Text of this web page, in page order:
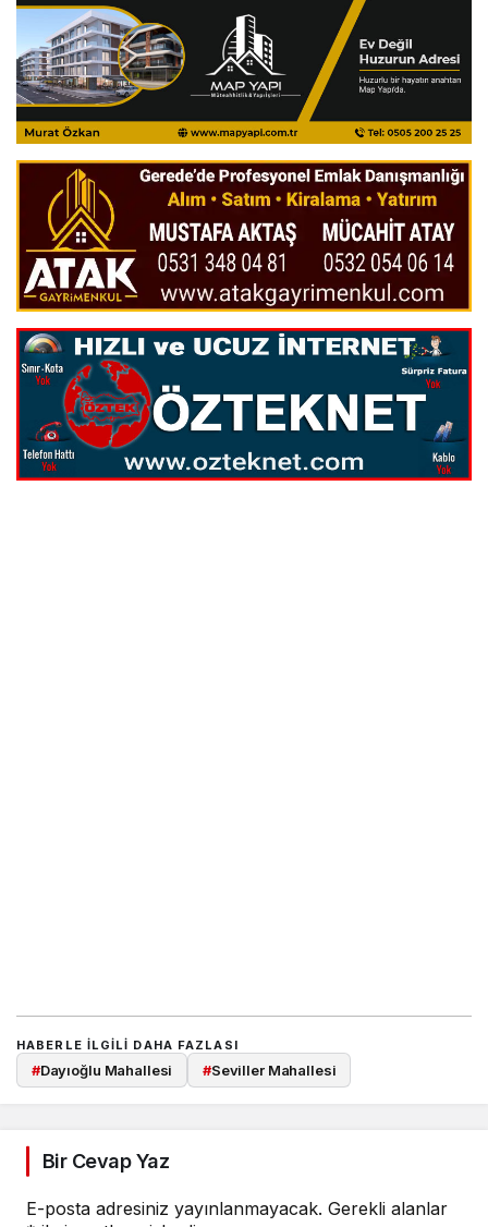
HABERLE ILGILI DAHA FAZLASI
#Dayıoğlu Mahallesi #Seviller Mahallesi
Bir Cevap Yaz
E-posta adresiniz yayınlanmayacak. Gerekli alanlar